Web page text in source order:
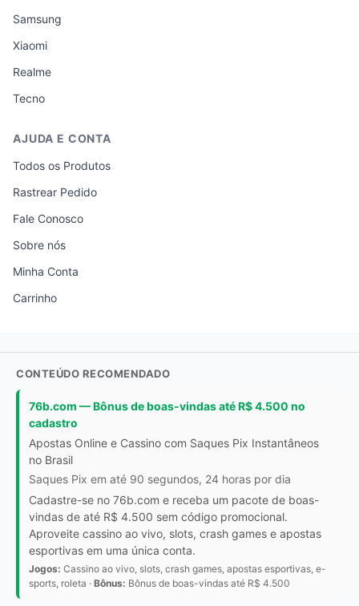
Samsung
Xiaomi
Realme
Tecno
AJUDA E CONTA
Todos os Produtos
Rastrear Pedido
Fale Conosco
Sobre nós
Minha Conta
Carrinho
CONTEÚDO RECOMENDADO
76b.com — Bônus de boas-vindas até R$ 4.500 no
cadastro
Apostas Online e Cassino com Saques Pix Instantâneos
no Brasil
Saques Pix em até 90 segundos, 24 horas por dia
Cadastre-se no 76b.com e receba um pacote de boas-
vindas de até R$ 4.500 sem código promocional.
Aproveite cassino ao vivo, slots, crash games e apostas
esportivas em uma única conta.
Jogos: Cassino ao vivo, slots, crash games, apostas esportivas, e-
sports, roleta · Bônus: Bônus de boas-vindas até R$ 4.500